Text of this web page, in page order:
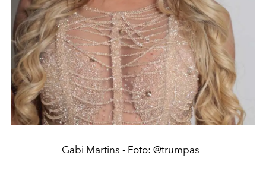
Gabi Martins - Foto: @trumpas_